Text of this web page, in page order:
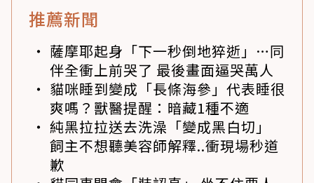
推薦新聞
薩摩耶起身「下一秒倒地猝逝」…同
伴全衝上前哭了 最後畫面逼哭萬人
貓咪睡到變成「長條海參」代表睡很
爽嗎？獸醫提醒：暗藏1種不適
純黑拉拉送去洗澡「變成黑白切」
飼主不想聽美容師解釋..衝現場秒道
歉